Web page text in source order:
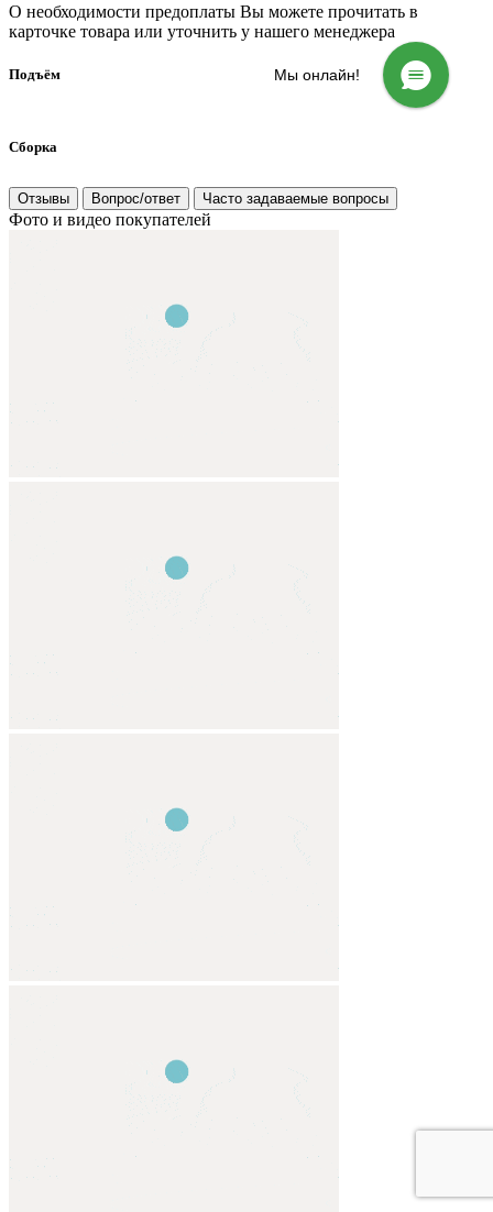
О необходимости предоплаты Вы можете прочитать в
карточке товара или уточнить у нашего менеджера
Подъём
Сборка
Отзывы Вопрос/ответ Часто задаваемые вопросы
Фото и видео покупателей
Мы онлайн!